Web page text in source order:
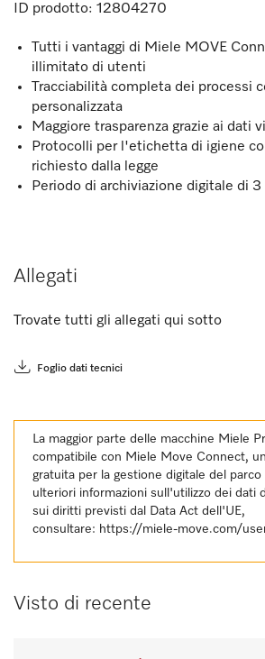
ID prodotto: 12804270
Tutti i vantaggi di Miele MOVE
illimitato di utenti
Tracciabilità completa dei processi
personalizzata
Maggiore trasparenza grazie ai dati
Protocolli per l'etichetta di igiene
richiesto dalla legge
Periodo di archiviazione digitale di 3
Allegati
Trovate tutti gli allegati qui sotto
Foglio dati tecnici
La maggior parte delle macchine Miele
compatibile con Miele Move Connect,
gratuita per la gestione digitale del
ulteriori informazioni sull'utilizzo dei dati
sui diritti previsti dal Data Act dell'UE,
consultare: https://miele-move.com/
Visto di recente